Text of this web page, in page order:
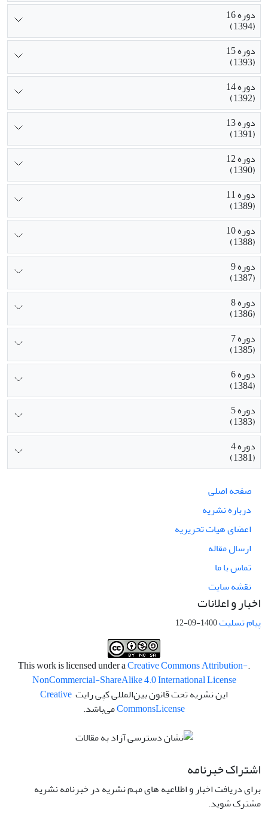
دوره 16
(1394)
دوره 15
(1393)
دوره 14
(1392)
دوره 13
(1391)
دوره 12
(1390)
دوره 11
(1389)
دوره 10
(1388)
دوره 9
(1387)
دوره 8
(1386)
دوره 7
(1385)
دوره 6
(1384)
دوره 5
(1383)
دوره 4
(1381)
صفحه اصلی
درباره نشریه
اعضای هیات تحریریه
ارسال مقاله
تماس با ما
نقشه سایت
اخبار و اعلانات
پیام تسلیت1400-09-12
.This work is licensed under a
Creative Commons Attribution-
NonCommercial-ShareAlike 4.0 International License
این نشریه تحت قانون بین‌المللی کپی رایت Creative
CommonsLicense می‌باشد.
اشتراک خبرنامه
برای دریافت اخبار و اطلاعیه های مهم نشریه در خبرنامه نشریه
مشترک شوید.